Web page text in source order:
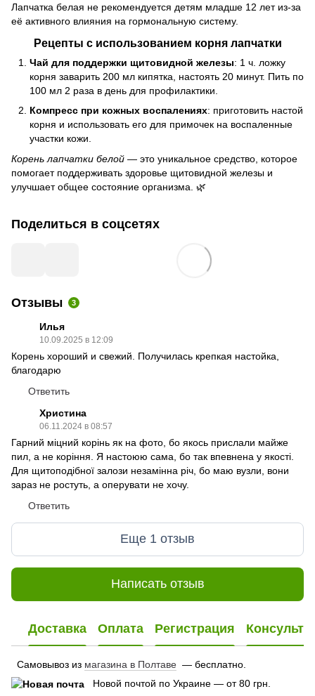
Лапчатка белая не рекомендуется детям младше 12 лет из-за
её активного влияния на гормональную систему.
Рецепты с использованием корня лапчатки
Чай для поддержки щитовидной железы: 1 ч. ложку
корня заварить 200 мл кипятка, настоять 20 минут. Пить по
100 мл 2 раза в день для профилактики.
Компресс при кожных воспалениях: приготовить настой
корня и использовать его для примочек на воспаленные
участки кожи.
Корень лапчатки белой — это уникальное средство, которое
помогает поддерживать здоровье щитовидной железы и
улучшает общее состояние организма. 🌿
Поделиться в соцсетях
Отзывы 3
Илья
10.09.2025 в 12:09
Корень хороший и свежий. Получилась крепкая настойка,
благодарю
Ответить
Христина
06.11.2024 в 08:57
Гарний міцний корінь як на фото, бо якось прислали майже
пил, а не коріння. Я настоюю сама, бо так впевнена у якості.
Для щитоподібної залози незамінна річ, бо маю вузли, вони
зараз не ростуть, а оперувати не хочу.
Ответить
Еще 1 отзыв
Написать отзыв
Доставка Оплата Регистрация
Самовывоз из магазина в Полтаве — бесплатно.
Новой почтой по Украине — от 80 грн.